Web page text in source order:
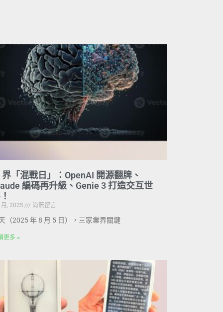
界「混戰日」：OpenAI 開源翻牌、
編碼再升級、Genie 3 打造交互世
, 2025
尚無留言
（2025 年 8 月 5 日），三家業界關鍵
更多 »